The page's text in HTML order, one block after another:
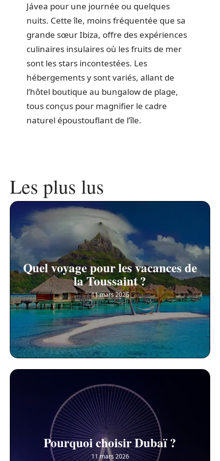
Jávea pour une journée ou quelques
nuits. Cette île, moins fréquentée que sa
grande sœur Ibiza, offre des expériences
culinaires insulaires où les fruits de mer
sont les stars incontestées. Les
hébergements y sont variés, allant de
l’hôtel boutique au bungalow de plage,
tous conçus pour magnifier le cadre
naturel époustouflant de l’île.
Les plus lus
Quel voyage pour les vacances de
la Toussaint ?
11 mars 2026
Pourquoi choisir Dubaï ?
11 mars 2026